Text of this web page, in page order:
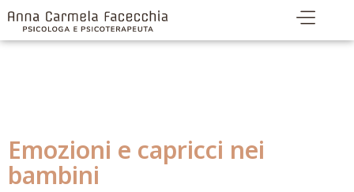
Emozioni e capricci nei
bambini